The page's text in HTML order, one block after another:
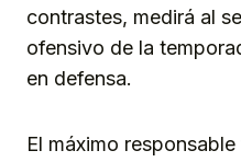
contrastes, medirá al
ofensivo de la
en defensa.
El máximo